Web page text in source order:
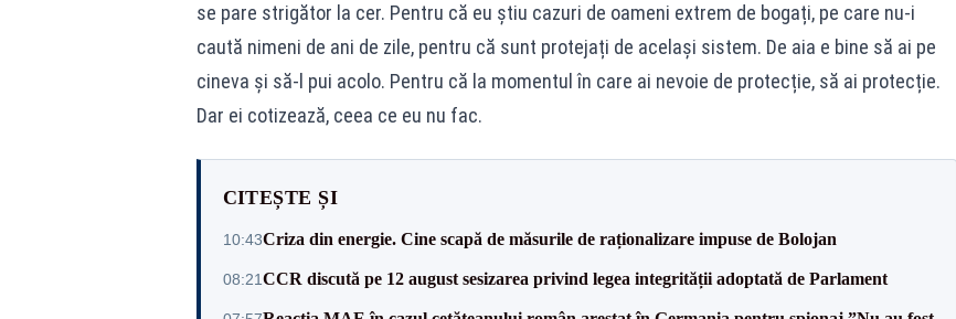
se pare strigător la cer. Pentru că eu știu cazuri de oameni extrem de bogați, pe care nu-i
caută nimeni de ani de zile, pentru că sunt protejați de același sistem. De aia e bine să ai pe
cineva și să-l pui acolo. Pentru că la momentul în care ai nevoie de protecție, să ai protecție.
Dar ei cotizează, ceea ce eu nu fac.
CITEȘTE ȘI
10:43Criza din energie. Cine scapă de măsurile de raționalizare impuse de Bolojan
08:21CCR discută pe 12 august sesizarea privind legea integrității adoptată de Parlament